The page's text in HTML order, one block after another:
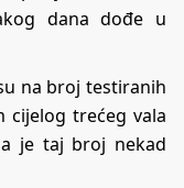
dana dođe u
na broj testiranih
cijelog trećeg vala
je taj broj nekad